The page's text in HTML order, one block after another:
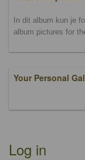
In dit album kun je
album pictures for
Your Personal
Log in